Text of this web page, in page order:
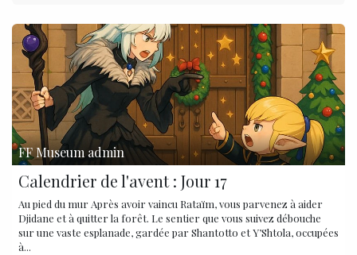
FF Museum admin
Calendrier de l'avent : Jour 17
Au pied du mur Après avoir vaincu Rataïm, vous parvenez à aider
Djidane et à quitter la forêt. Le sentier que vous suivez débouche
sur une vaste esplanade, gardée par Shantotto et Y’Shtola, occupées
à...